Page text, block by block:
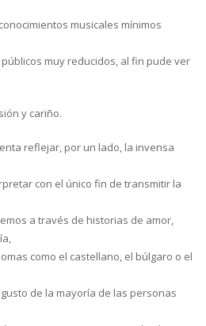
musicales mínimos
muy reducidos, al fin pude ver
y cariño.
reflejar, por un lado, la invensa
con el único fin de transmitir la
a través de historias de amor,
como el castellano, el búlgaro o el
de la mayoría de las personas